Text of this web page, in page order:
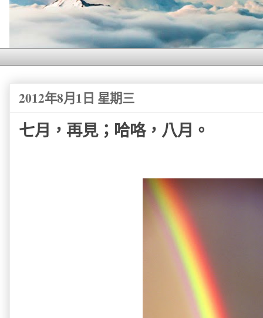
2012年8月1日 星期三
七月，再見；哈咯，八月。